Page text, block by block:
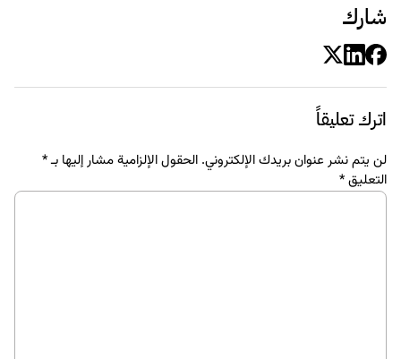
شارك
اترك تعليقاً
لن يتم نشر عنوان بريدك الإلكتروني. الحقول الإلزامية مشار إليها بـ*
التعليق*